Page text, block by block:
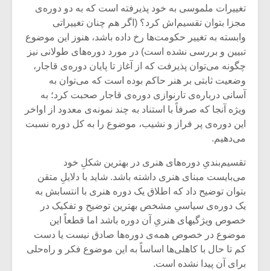
تغییرات ملموسی به خود پذیرفته است که به دو دوره‌ی
مجزا بتوان تقسیم‌اش کرد؟ (اگر هم چنان تغییراتی
وابسته به تغییر حکومت‌ها رخ داده باشد، هنوز این موضوع
تبیین و بررسی نشده است) در مورد دوره‌های طولانی نیز
چگونه می‌توان پذیرفت که از آغاز تا پایان دوره‌ی قاجار،
وضعیت ثابتی بر هنر حاکم بوده است که می‌توان به
آسانی درباره‌ی تارنوازی دوره‌ی قاجار صحبت کرد؛ به
ویژه آنجا که صرفاً با استناد به چند نمونه‌ی معدود از اواخر
این دوره‌ی پر فراز و نشیب، موضوع را به کل دوره نسبت
می‌دهیم.
تقسیم‌بندیِ دوره‌های هنری در بهترین شکلِ خود
می‌بایست مبنای هنری داشته باشد. شاید با دلایلِ متقن
بتوان توضیح داد که اطلاق یک دوره هنری با انتسابش به
یک دوره‌ی سیاسیِ مشخص بهترین توضیح و تفکیک در
خصوص ویژگیهای هنریِ آن دوره باشد اما قطعاً این
موضوع در خصوص همه‌ی دوره‌ها صادق نیست یا دست
کم تا حال با کاهلی‌ها اساساً به این موضوع فکر و راه‌حلی
برای آن پیدا نشده است.
میکلوش روژا
یادداشتی بر موسیقی
متن فیلم «متری
شیش و نیم»
اگر نمی توانی
مشهورترین باشی،
بدنام ترین باش
دوره
موسیقی
موسیقی